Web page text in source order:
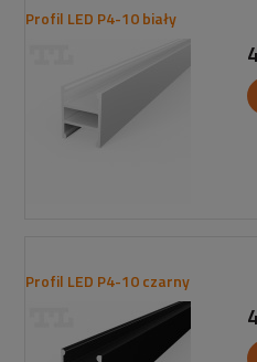
Profil LED P4-10 biały
Profil LED P4-10 czarny